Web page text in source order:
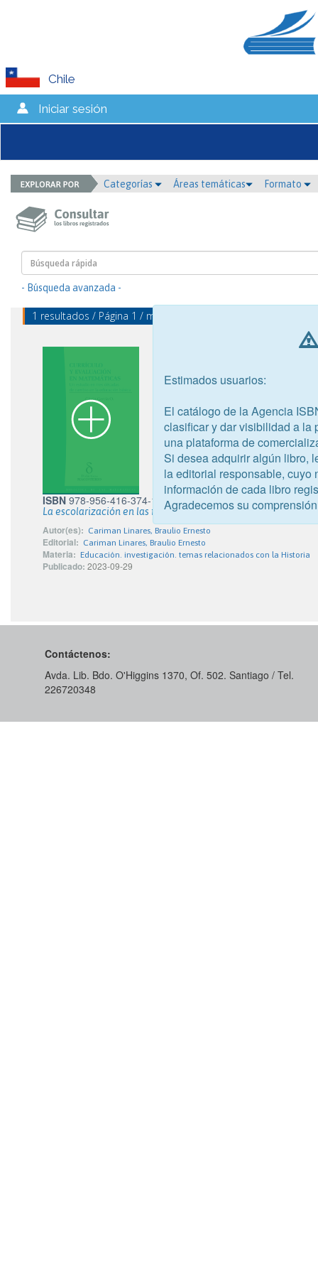
Chile
Iniciar sesión
Categorías Áreas temáticas Formato
- Búsqueda avanzada -
1 resultados / Página 1 / mostrando 1 - 1
ISBN 978-956-416-374-1
La escolarización en las fronteras
Autor(es): Cariman Linares, Braulio Ernesto
Editorial: Cariman Linares, Braulio Ernesto
Materia: Educación. investigación. temas relacionados con la Historia
Publicado: 2023-09-29
Contáctenos:
Avda. Lib. Bdo. O'Higgins 1370, Of. 502. Santiago / Tel.
226720348
Estimados usuarios:
El catálogo de la Agencia
clasificar y dar visibilidad a la
una plataforma de
Si desea adquirir algún libro,
la editorial responsable, cuyo
información de cada libro
Agradecemos su